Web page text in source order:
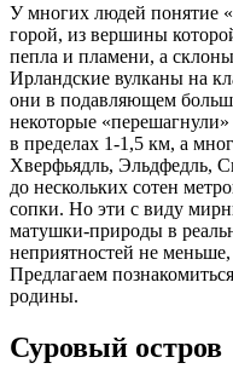
У многих людей понятие
горой, из вершины
пепла и пламени, а
Ирландские вулканы на
они в подавляющем
некоторые
в пределах 1-1,5 км, а
Хверфьядль, Эльдфедль,
до нескольких сотен
сопки. Но эти с виду
матушки-природы в
неприятностей не
Предлагаем
родины.
Суровый остров